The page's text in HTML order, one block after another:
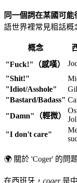
同一個詞在某國可能
語世界裡常見粗話概
概念
"Fuck!"（感嘆）
"Shit!"
"Idiot/Asshole"
"Bastard/Badass"
"Damn"（輕微）
"I don't care"
🌍 關於 'Coger' 的問
在西班牙， coger是